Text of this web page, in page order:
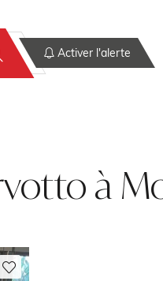
Activer l'alerte
à